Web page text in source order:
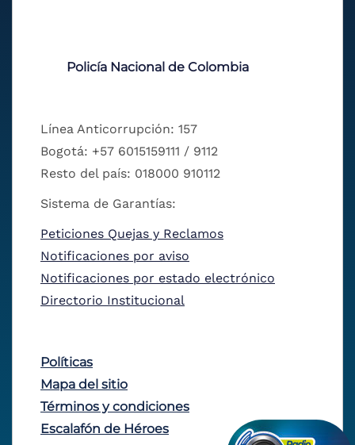
Policía Nacional de Colombia
Línea Anticorrupción: 157
Bogotá: +57 6015159111 / 9112
Resto del país: 018000 910112
Sistema de Garantías:
Peticiones Quejas y Reclamos
Notificaciones por aviso
Notificaciones por estado electrónico
Directorio Institucional
Políticas
Mapa del sitio
Términos y condiciones
Escalafón de Héroes